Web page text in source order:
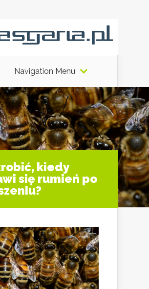
Navigation Menu
kiedy
się rumień po